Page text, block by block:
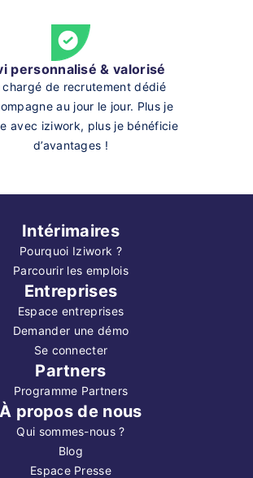
personnalisé & valorisé
chargé de recrutement dédié
au jour le jour. Plus je
avec iziwork, plus je bénéficie
d’avantages !
Intérimaires
Pourquoi Iziwork ?
Parcourir les emplois
Entreprises
Espace entreprises
Demander une démo
Se connecter
Partners
Programme Partners
À propos de nous
Qui sommes-nous ?
Blog
Espace Presse